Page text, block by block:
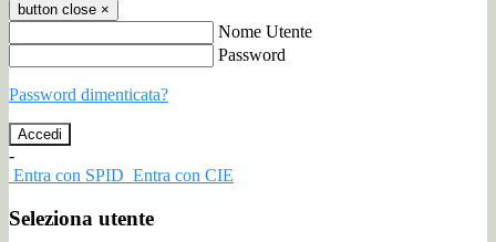
button close ×
Nome Utente
Password
Password dimenticata?
-
Entra con SPID Entra con CIE
Seleziona utente